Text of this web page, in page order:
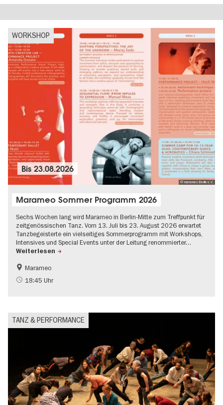
WORKSHOP
© marameo Berlin e.V.
Bis23.08.2026
Marameo Sommer Programm 2026
Sechs Wochen lang wird Marameo in Berlin-Mitte zum Treffpunkt für
zeitgenössischen Tanz. Vom 13. Juli bis 23. August 2026 erwartet
Tanzbegeisterte ein vielseitiges Sommerprogramm mit Workshops,
Intensives und Special Events unter der Leitung renommierter…
Weiterlesen
Marameo
18:45 Uhr
TANZ & PERFORMANCE